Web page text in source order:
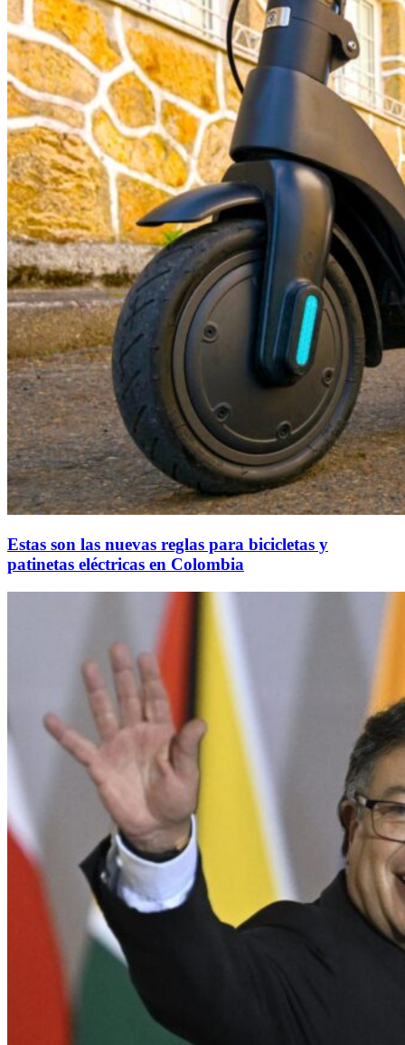
Estas son las nuevas reglas para bicicletas y
patinetas eléctricas en Colombia